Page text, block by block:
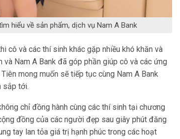
hiểu về sản phẩm, dịch vụ Nam A Bank
cô và các thí sinh khác gặp nhiều khó khăn và
Nam A Bank đã góp phần giúp cô và các ứng
mong muốn sẽ tiếp tục cùng Nam A Bank
sắp tới.
chỉ đồng hành cùng các thí sinh tại chương
đồng của các người đẹp sau giây phút đăng
tay lan tỏa giá trị hạnh phúc trong các hoạt